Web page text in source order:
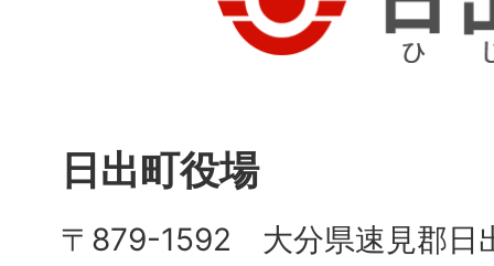
日出町役場
〒879-1592 大分県速見郡日